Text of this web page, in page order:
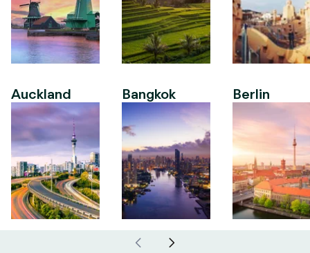
Auckland Bangkok Berlin